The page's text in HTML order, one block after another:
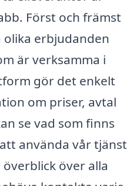
Först och främst
erbjudanden
är verksamma i
gör det enkelt
om priser, avtal
se vad som finns
använda vår tjänst
över alla